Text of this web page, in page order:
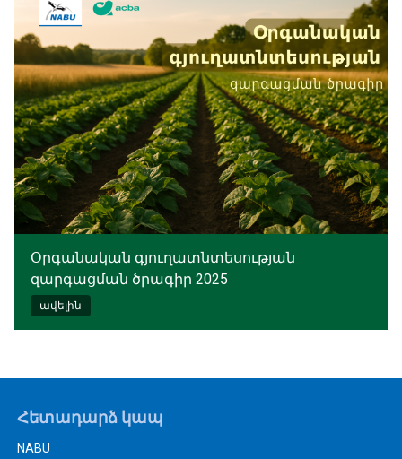
Օրգանական գյուղատնտեսության
զարգացման ծրագիր 2025
ավելին
Հետադարձ կապ
NABU